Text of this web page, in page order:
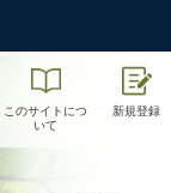
このサイトにつ
いて
新規登録